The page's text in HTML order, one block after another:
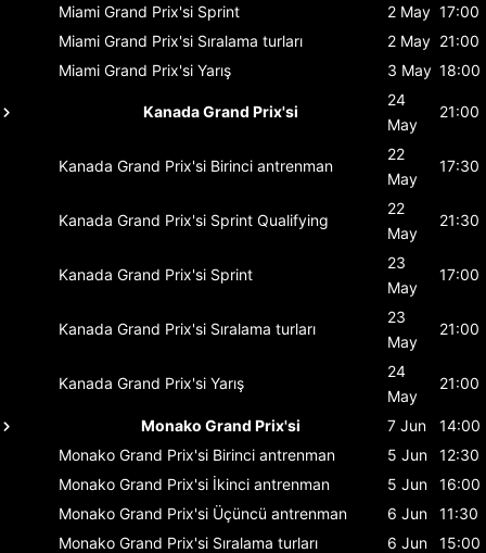
Miami Grand Prix'si Sprint 2 May 17:00
Miami Grand Prix'si Sıralama turları 2 May 21:00
Miami Grand Prix'si Yarış 3 May 18:00
Kanada Grand Prix'si
24
May
21:00
Kanada Grand Prix'si Birinci antrenman
22
May
17:30
Kanada Grand Prix'si Sprint Qualifying
22
May
21:30
Kanada Grand Prix'si Sprint
23
May
17:00
Kanada Grand Prix'si Sıralama turları
23
May
21:00
Kanada Grand Prix'si Yarış
24
May
21:00
Monako Grand Prix'si 7 Jun
14:00
Monako Grand Prix'si Birinci antrenman 5 Jun
12:30
Monako Grand Prix'si İkinci antrenman 5 Jun
16:00
Monako Grand Prix'si Üçüncü antrenman 6 Jun
11:30
Monako Grand Prix'si Sıralama turları 6 Jun
15:00